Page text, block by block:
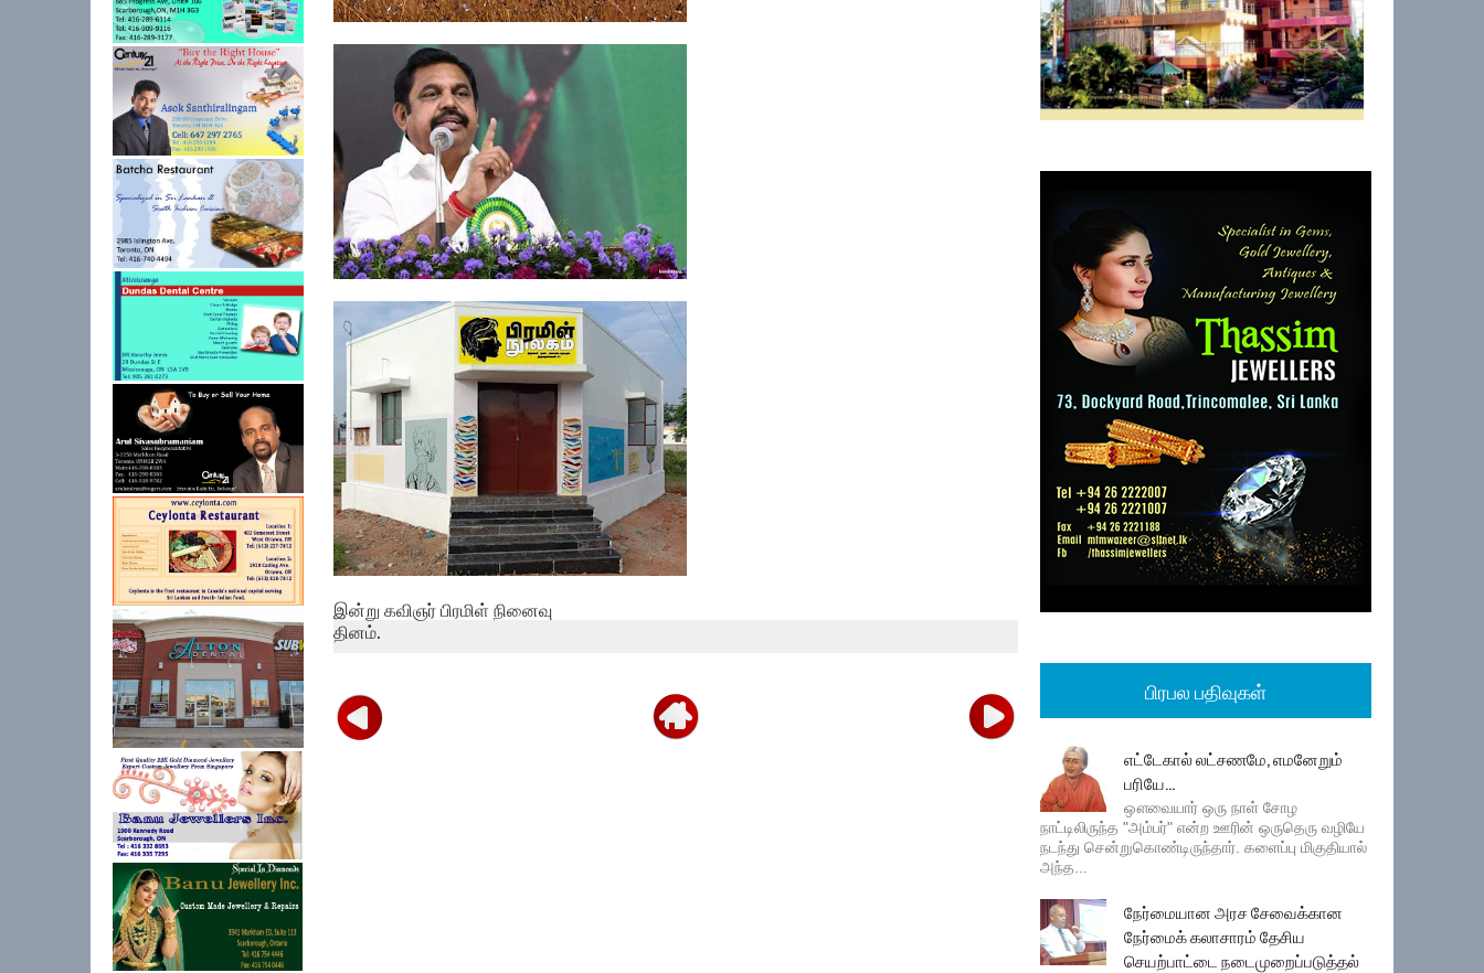
வெட்டுக்கிளிகள் தாக்குதலால்
பாதிக்க...
மக்கள் ஒத்துழைத்தால்தான்
கொரோனா பரவ...
இன்று கவிஞர் பிரமிள் நினைவு
தினம்.
பிரபல பதிவுகள்
எட்டேகால் லட்சணமே, எமனேறும்
பரியே...
ஔவையார் ஒரு நாள் சோழ
நாட்டிலிருந்த "அம்பர்" என்ற ஊரின் ஒருதெரு வழியே
நடந்து சென்றுகொண்டிருந்தார். களைப்பு மிகுதியால்
அந்த...
நேர்மையான அரச சேவைக்கான
நேர்மைக் கலாசாரம் தேசிய
செயற்பாட்டை நடைமுறைப்படுத்தல்